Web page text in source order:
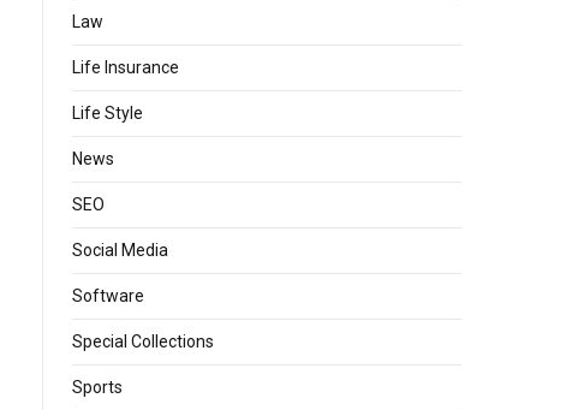
Law
Life Insurance
Life Style
News
SEO
Social Media
Software
Special Collections
Sports